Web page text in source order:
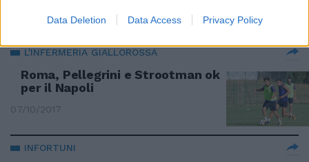
Data Deletion Data Access Privacy Policy
L'INFERMERIA GIALLOROSSA
Roma, Pellegrini e Strootman ok
per il Napoli
07/10/2017
INFORTUNI